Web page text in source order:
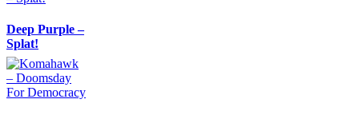
Deep Purple –
Splat!